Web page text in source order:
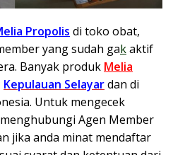
Propolis di toko obat,
yang sudah gakaktif
Banyak produk Melia
Kepulauan Selayardan di
Untuk mengecek
Agen Member
jika anda minat mendaftar